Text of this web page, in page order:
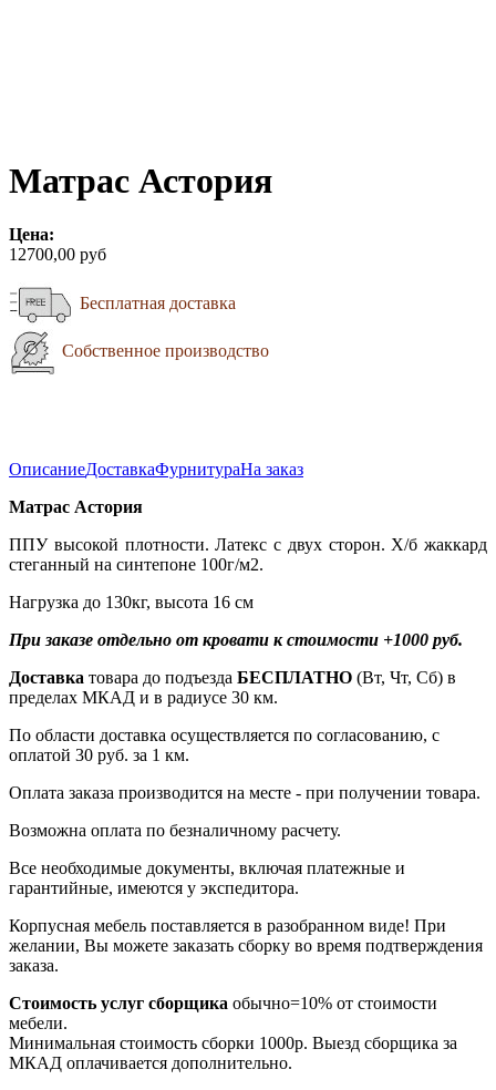
Матрас Астория
Цена:
12700,00 руб
Бесплатная доставка
Собственное производство
ОписаниеДоставкаФурнитураНа заказ
Матрас Астория
ППУ высокой плотности. Латекс с двух сторон. Х/б жаккард
стеганный на синтепоне 100г/м2.
Нагрузка до 130кг, высота 16 см
При заказе отдельно от кровати к стоимости +1000 руб.
Доставка товара до подъезда БЕСПЛАТНО (Вт, Чт, Сб) в
пределах МКАД и в радиусе 30 км.
По области доставка осуществляется по согласованию, с
оплатой 30 руб. за 1 км.
Оплата заказа производится на месте - при получении товара.
Возможна оплата по безналичному расчету.
Все необходимые документы, включая платежные и
гарантийные, имеются у экспедитора.
Корпусная мебель поставляется в разобранном виде! При
желании, Вы можете заказать сборку во время подтверждения
заказа.
Стоимость услуг сборщика обычно=10% от стоимости
мебели.
Минимальная стоимость сборки 1000р. Выезд сборщика за
МКАД оплачивается дополнительно.